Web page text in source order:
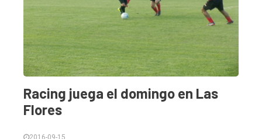
Racing juega el domingo en Las
Flores
2016-09-15